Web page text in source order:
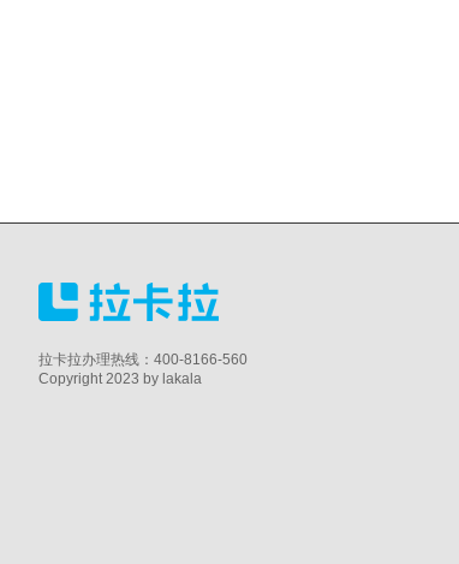
拉卡拉办理热线：400-8166-560
Copyright 2023 by lakala